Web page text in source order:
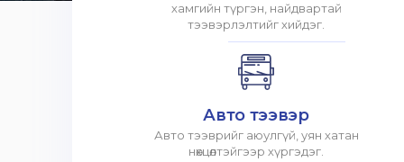
хамгийн түргэн, найдвартай
тээвэрлэлтийг хийдэг.
Авто тээвэр
Авто тээврийг аюулгүй, уян хатан
нөхцөлтэйгээр хүргэдэг.